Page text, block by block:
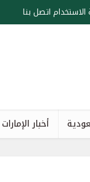
الاستخدام اتصل بنا
أخبار الإمارات